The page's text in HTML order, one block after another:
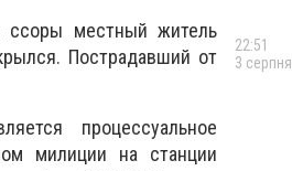
ссоры местный житель
Пострадавший от
процессуальное
милиции на станции
22:51
3 серпня